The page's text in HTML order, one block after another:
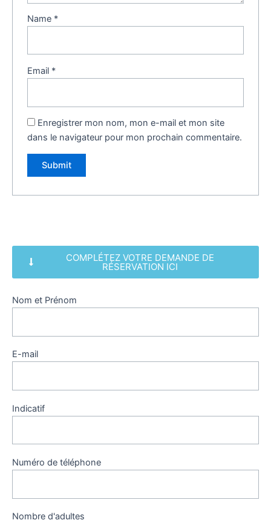
Name *
Email *
Enregistrer mon nom, mon e-mail et mon site
dans le navigateur pour mon prochain commentaire.
COMPLÉTEZ VOTRE DEMANDE DE
RÉSERVATION ICI
Nom et Prénom
E-mail
Indicatif
Numéro de téléphone
Nombre d'adultes